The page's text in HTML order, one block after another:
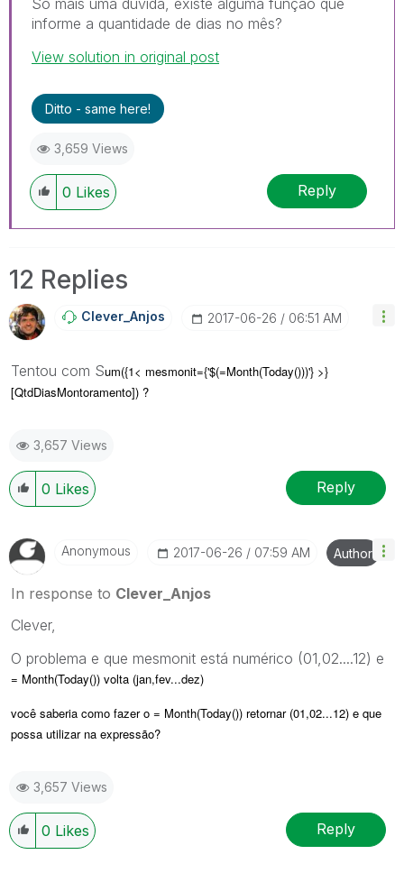
informe a quantidade de dias no mês?
View solution in original post
Ditto - same here!
3,659 Views
0 Likes Reply
12 Replies
Clever_Anjos ‎2017-06-26 06:51 AM
Tentou com Sum({1< mesmonit={'$(=Month(Today()))'} >}
[QtdDiasMontoramento]) ?
3,657 Views
0 Likes Reply
Anonymous ‎2017-06-26 07:59 AM Author
In response to Clever_Anjos
Clever,
O problema e que mesmonit está numérico (01,02....12) e
= Month(Today()) volta (jan,fev...dez)
você saberia como fazer o = Month(Today()) retornar (01,02...12) e que
possa utilizar na expressão?
3,657 Views
0 Likes Reply